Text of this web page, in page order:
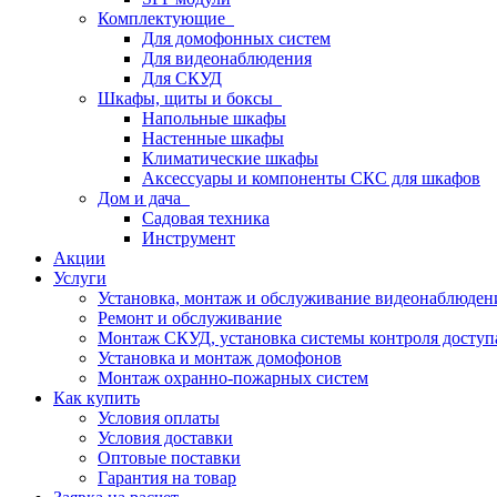
Комплектующие
Для домофонных систем
Для видеонаблюдения
Для СКУД
Шкафы, щиты и боксы
Напольные шкафы
Настенные шкафы
Климатические шкафы
Аксессуары и компоненты СКС для шкафов
Дом и дача
Садовая техника
Инструмент
Акции
Услуги
Установка, монтаж и обслуживание
Ремонт и обслуживание
Монтаж СКУД, установка системы контроля
Установка и монтаж домофонов
Монтаж охранно-пожарных систем
Как купить
Условия оплаты
Условия доставки
Оптовые поставки
Гарантия на товар